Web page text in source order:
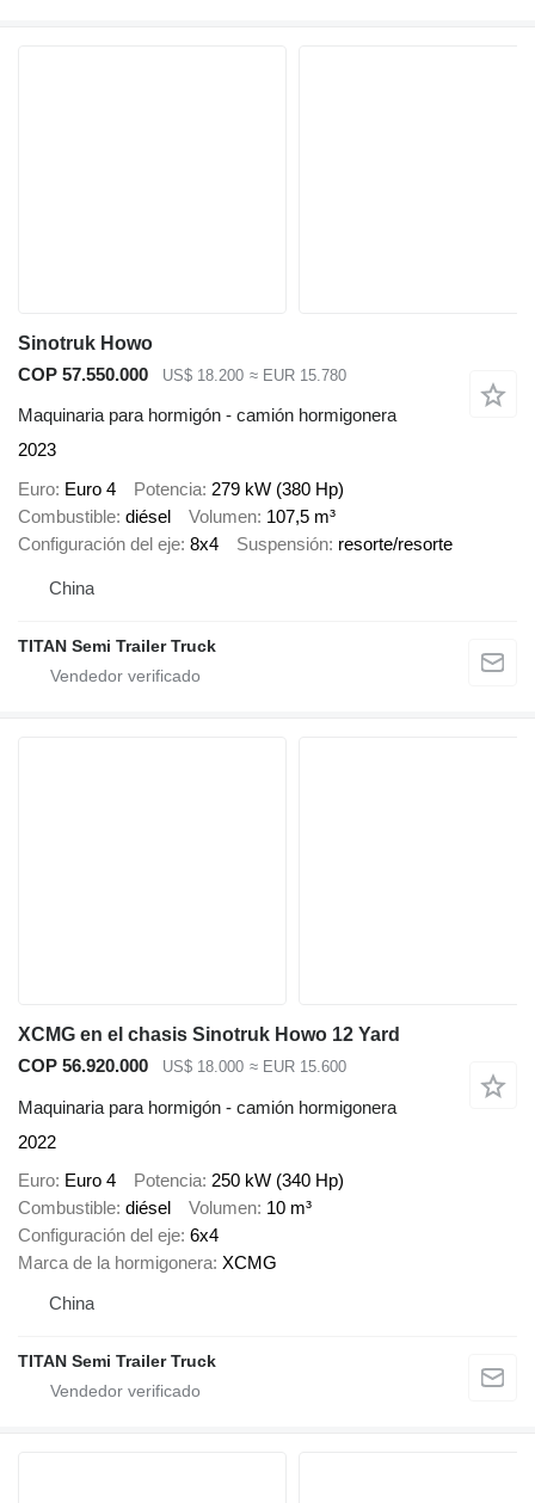
Sinotruk Howo
COP 57.550.000
US$ 18.200 ≈ EUR 15.780
Maquinaria para hormigón - camión hormigonera
2023
Euro Euro 4 Potencia 279 kW (380 Hp)
Combustible diésel Volumen 107,5 m³
Configuración del eje 8x4 Suspensión resorte/resorte
China
TITAN Semi Trailer Truck
XCMG en el chasis Sinotruk Howo 12 Yard
COP 56.920.000
US$ 18.000 ≈ EUR 15.600
Maquinaria para hormigón - camión hormigonera
2022
Euro Euro 4 Potencia 250 kW (340 Hp)
Combustible diésel Volumen 10 m³
Configuración del eje 6x4
Marca de la hormigonera XCMG
China
TITAN Semi Trailer Truck